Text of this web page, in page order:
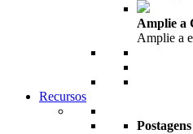
Amplie a
Amplie a
Recursos